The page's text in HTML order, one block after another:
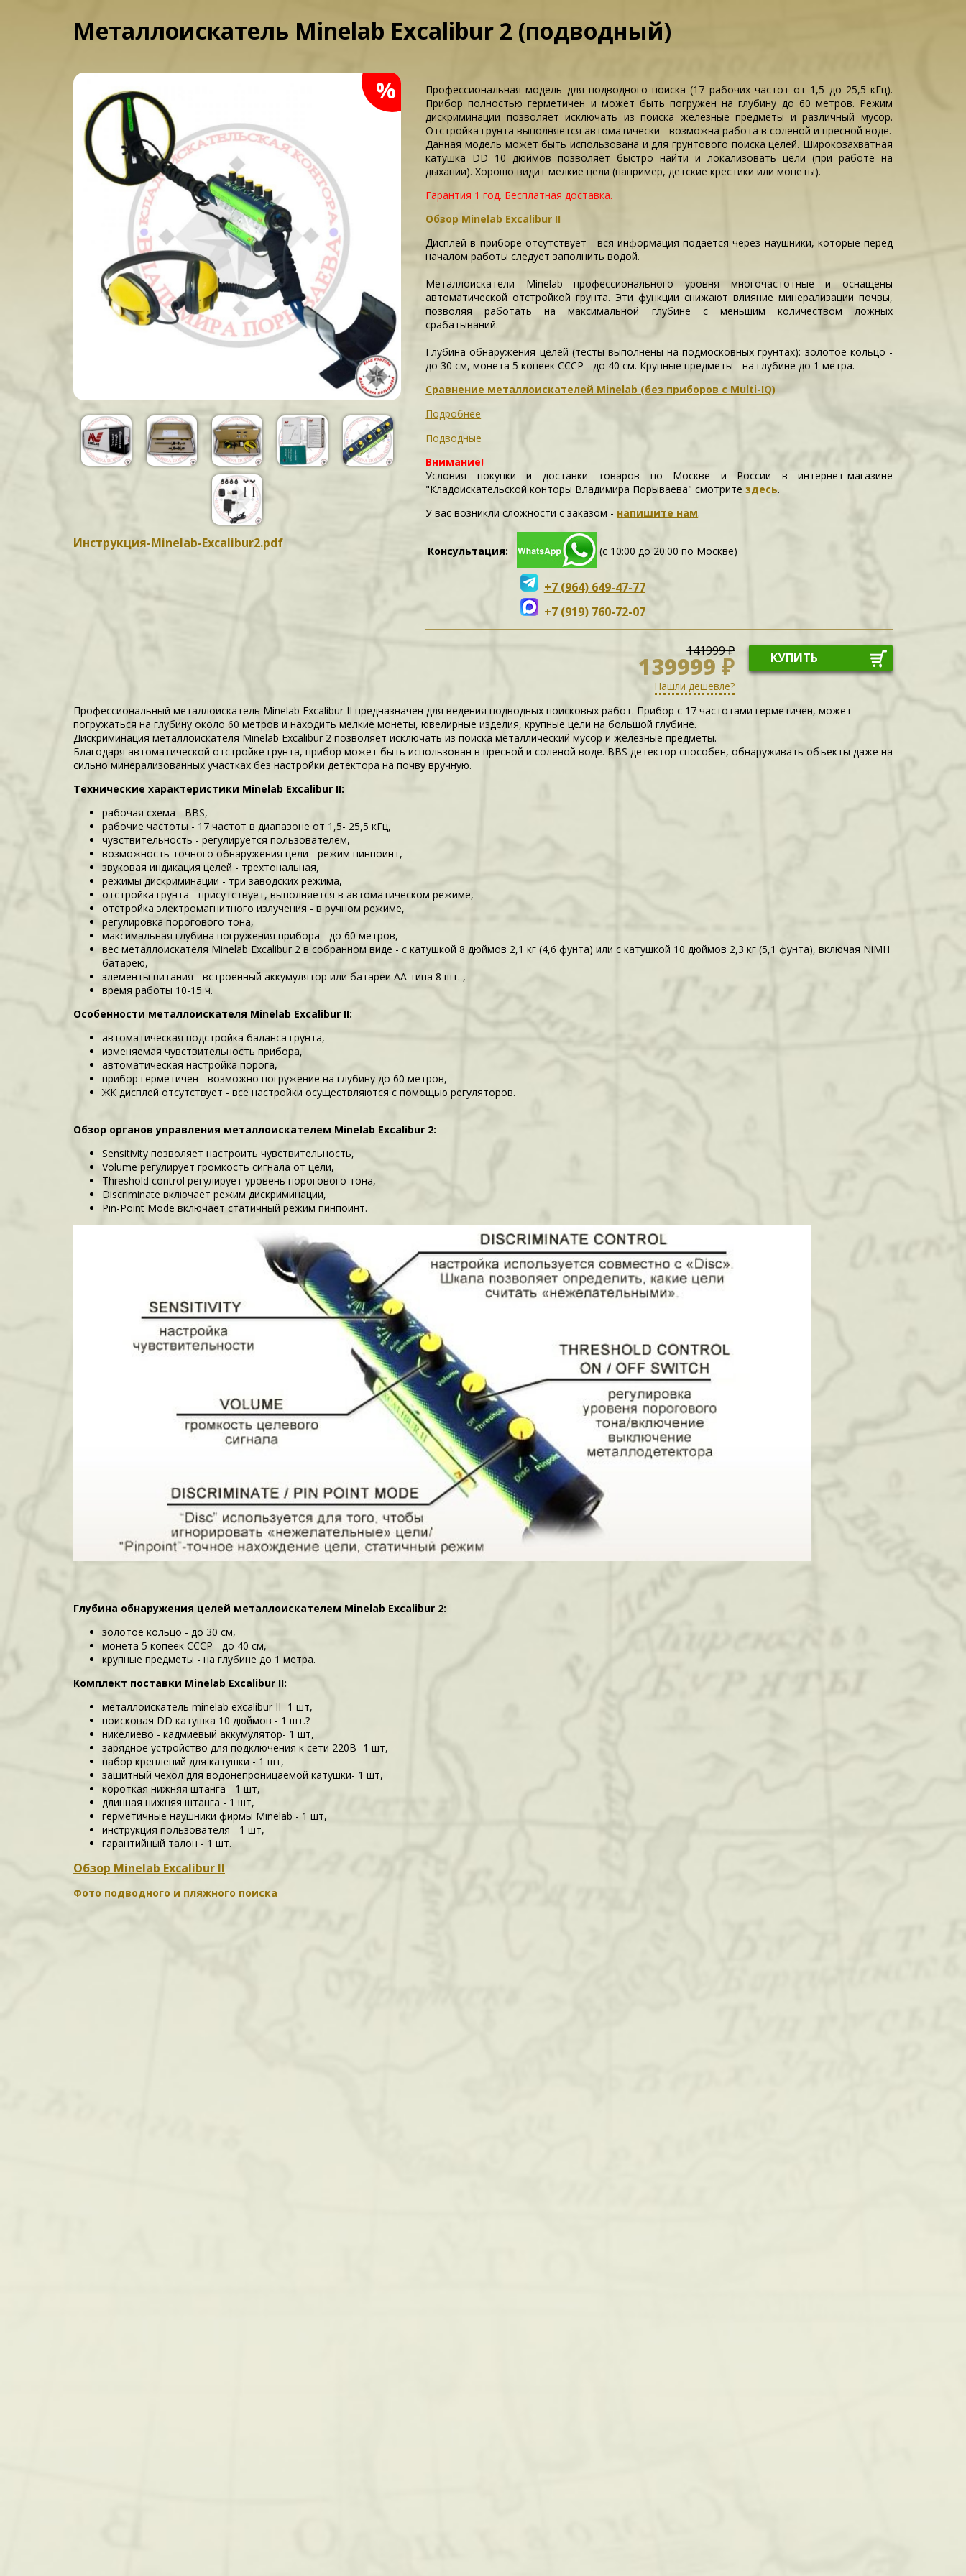
Металлоискатель Minelab Excalibur 2 (подводный)
%
Инструкция-Minelab-Excalibur2.pdf
Профессиональная модель для подводного поиска (17 рабочих частот от 1,5 до 25,5 кГц).
Прибор полностью герметичен и может быть погружен на глубину до 60 метров. Режим
дискриминации позволяет исключать из поиска железные предметы и различный мусор.
Отстройка грунта выполняется автоматически - возможна работа в соленой и пресной воде.
Данная модель может быть использована и для грунтового поиска целей. Широкозахватная
катушка DD 10 дюймов позволяет быстро найти и локализовать цели (при работе на
дыхании). Хорошо видит мелкие цели (например, детские крестики или монеты).
Гарантия 1 год. Бесплатная доставка.
Обзор Minelab Excalibur II
Дисплей в приборе отсутствует - вся информация подается через наушники, которые перед
началом работы следует заполнить водой.
Металлоискатели Minelab профессионального уровня многочастотные и оснащены
автоматической отстройкой грунта. Эти функции снижают влияние минерализации почвы,
позволяя работать на максимальной глубине с меньшим количеством ложных
срабатываний.
Глубина обнаружения целей (тесты выполнены на подмосковных грунтах): золотое кольцо -
до 30 см, монета 5 копеек СССР - до 40 см. Крупные предметы - на глубине до 1 метра.
Сравнение металлоискателей Minelab (без приборов с Multi-IQ)
Подробнее
Подводные
Внимание!
Условия покупки и доставки товаров по Москве и России в интернет-магазине
"Кладоискательской конторы Владимира Порываева" смотритездесь.
У вас возникли сложности c заказом - напишите нам.
Консультация: (с 10:00 до 20:00 по Москве)
+7 (964) 649-47-77
+7 (919) 760-72-07
141999 ₽
139999 ₽ КУПИТЬ
Нашли дешевле?
Профессиональный металлоискатель Minelab Excalibur II предназначен для ведения подводных поисковых работ. Прибор с 17 частотами герметичен, может
погружаться на глубину около 60 метров и находить мелкие монеты, ювелирные изделия, крупные цели на большой глубине.
Дискриминация металлоискателя Minelab Excalibur 2 позволяет исключать из поиска металлический мусор и железные предметы.
Благодаря автоматической отстройке грунта, прибор может быть использован в пресной и соленой воде. BBS детектор способен, обнаруживать объекты даже на
сильно минерализованных участках без настройки детектора на почву вручную.
Технические характеристики Minelab Excalibur II:
рабочая схема - BBS,
рабочие частоты - 17 частот в диапазоне от 1,5- 25,5 кГц,
чувствительность - регулируется пользователем,
возможность точного обнаружения цели - режим пинпоинт,
звуковая индикация целей - трехтональная,
режимы дискриминации - три заводских режима,
отстройка грунта - присутствует, выполняется в автоматическом режиме,
отстройка электромагнитного излучения - в ручном режиме,
регулировка порогового тона,
максимальная глубина погружения прибора - до 60 метров,
вес металлоискателя Minelab Excalibur 2 в собранном виде - с катушкой 8 дюймов 2,1 кг (4,6 фунта) или с катушкой 10 дюймов 2,3 кг (5,1 фунта), включая NiMH
батарею,
элементы питания - встроенный аккумулятор или батареи АА типа 8 шт. ,
время работы 10-15 ч.
Особенности металлоискателя Minelab Excalibur II:
автоматическая подстройка баланса грунта,
изменяемая чувствительность прибора,
автоматическая настройка порога,
прибор герметичен - возможно погружение на глубину до 60 метров,
ЖК дисплей отсутствует - все настройки осуществляются с помощью регуляторов.
Обзор органов управления металлоискателем Minelab Excalibur 2:
Sensitivity позволяет настроить чувствительность,
Volume регулирует громкость сигнала от цели,
Threshold control регулирует уровень порогового тона,
Discriminate включает режим дискриминации,
Pin-Point Mode включает статичный режим пинпоинт.
Глубина обнаружения целей металлоискателем Minelab Excalibur 2:
золотое кольцо - до 30 см,
монета 5 копеек СССР - до 40 см,
крупные предметы - на глубине до 1 метра.
Комплект поставки Minelab Excalibur II:
металлоискатель minelab excalibur II- 1 шт,
поисковая DD катушка 10 дюймов - 1 шт.?
никелиево - кадмиевый аккумулятор- 1 шт,
зарядное устройство для подключения к сети 220В- 1 шт,
набор креплений для катушки - 1 шт,
защитный чехол для водонепроницаемой катушки- 1 шт,
короткая нижняя штанга - 1 шт,
длинная нижняя штанга - 1 шт,
герметичные наушники фирмы Minelab - 1 шт,
инструкция пользователя - 1 шт,
гарантийный талон - 1 шт.
Обзор Minelab Excalibur II
Фото подводного и пляжного поиска